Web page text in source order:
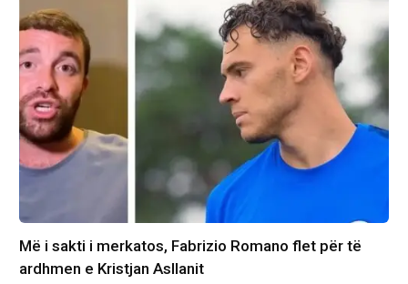
Më i sakti i merkatos, Fabrizio Romano flet për të
ardhmen e Kristjan Asllanit